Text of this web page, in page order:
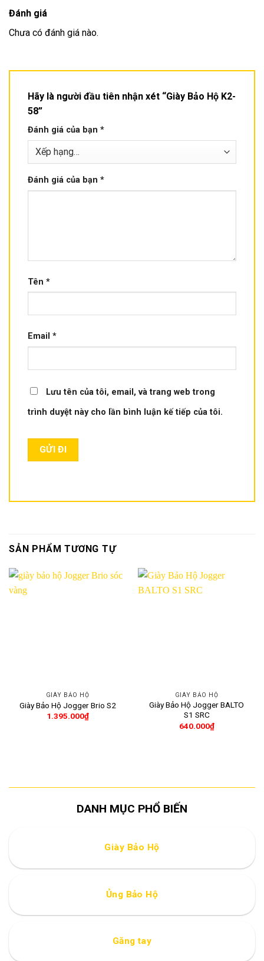
Đánh giá
Chưa có đánh giá nào.
Hãy là người đầu tiên nhận xét “Giày Bảo Hộ K2-
58”
Đánh giá của bạn *
Đánh giá của bạn *
Tên *
Email *
Lưu tên của tôi, email, và trang web trong
trình duyệt này cho lần bình luận kế tiếp của tôi.
SẢN PHẨM TƯƠNG TỰ
GIÀY BẢO HỘ
Giày Bảo Hộ Jogger Brio S2
1.395.000₫
GIÀY BẢO HỘ
Giày Bảo Hộ Jogger BALTO
S1 SRC
640.000₫
DANH MỤC PHỔ BIẾN
Giày Bảo Hộ
Ủng Bảo Hộ
Găng tay